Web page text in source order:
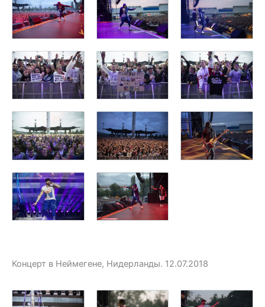
Концерт в Неймегене, Нидерланды. 12.07.2018